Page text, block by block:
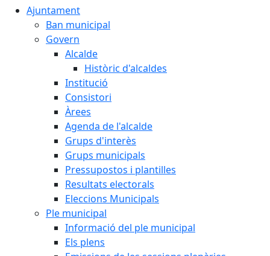
Ajuntament
Ban municipal
Govern
Alcalde
Històric d'alcaldes
Institució
Consistori
Àrees
Agenda de l'alcalde
Grups d'interès
Grups municipals
Pressupostos i plantilles
Resultats electorals
Eleccions Municipals
Ple municipal
Informació del ple municipal
Els plens